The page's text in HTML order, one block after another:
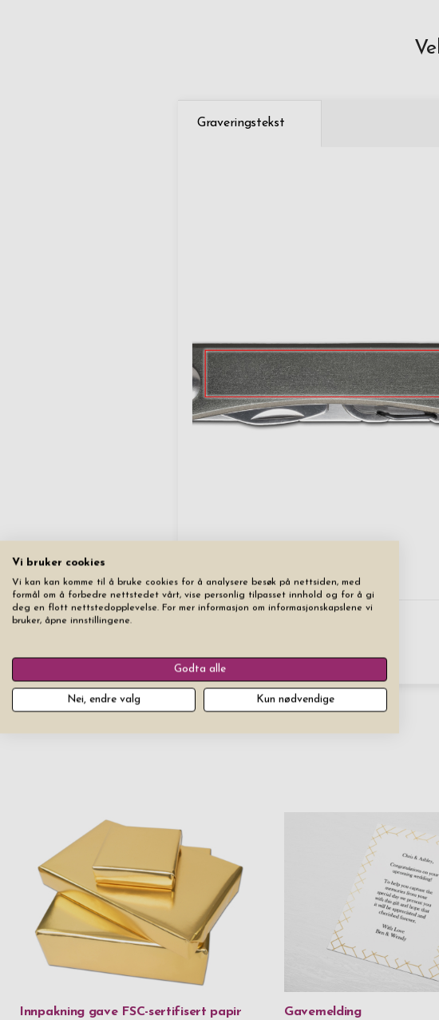
Graveringstekst
Innpakning gave FSC-sertifisert papir Gavemelding
Vi bruker cookies
Vi kan kan komme til å bruke cookies for å analysere besøk på nettsiden, med
formål om å forbedre nettstedet vårt, vise personlig tilpasset innhold og for å gi
deg en flott nettstedopplevelse. For mer informasjon om informasjonskapslene vi
bruker, åpne innstillingene.
Godta alle
Nei, endre valg Kun nødvendige